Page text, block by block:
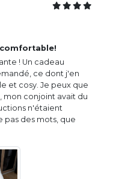
! Un cadeau
ce dont j'en
et cosy. Je peux que
mon conjoint avait du
n'étaient
pas des mots, que